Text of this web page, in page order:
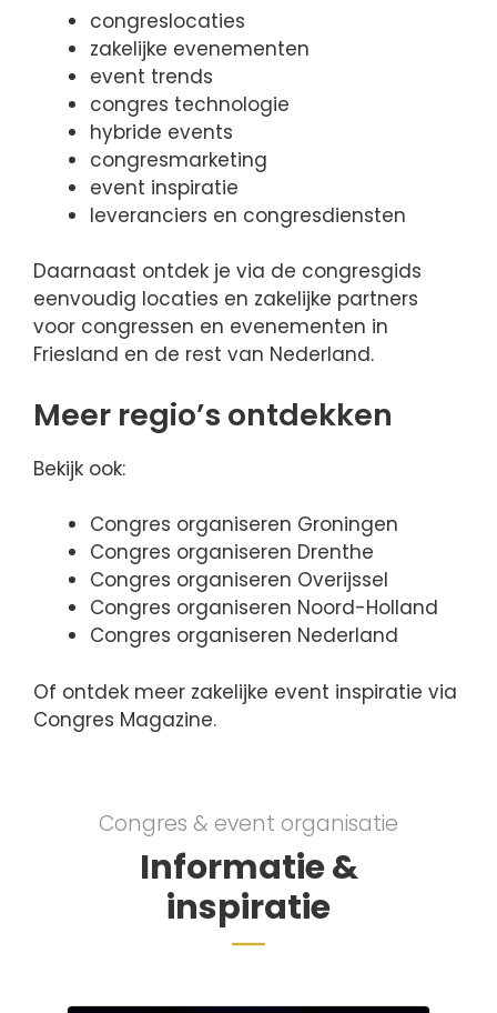
congreslocaties
zakelijke evenementen
event trends
congres technologie
hybride events
congresmarketing
event inspiratie
leveranciers en congresdiensten
Daarnaast ontdek je via de congresgids
eenvoudig locaties en zakelijke partners
voor congressen en evenementen in
Friesland en de rest van Nederland.
Meer regio’s ontdekken
Bekijk ook:
Congres organiseren Groningen
Congres organiseren Drenthe
Congres organiseren Overijssel
Congres organiseren Noord-Holland
Congres organiseren Nederland
Of ontdek meer zakelijke event inspiratie via
Congres Magazine.
Congres & event organisatie
Informatie &
inspiratie